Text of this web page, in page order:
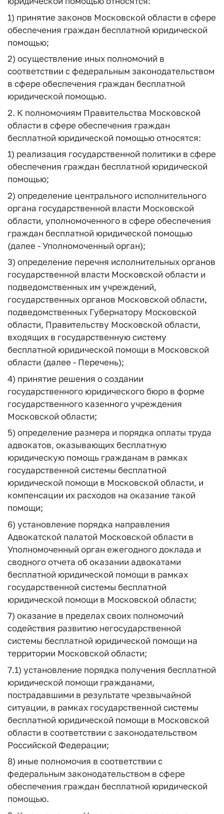
1) принятие законов Московской области в сфере
обеспечения граждан бесплатной юридической
помощью;
2) осуществление иных полномочий в
соответствии с федеральным законодательством
в сфере обеспечения граждан бесплатной
юридической помощью.
2. К полномочиям Правительства Московской
области в сфере обеспечения граждан
бесплатной юридической помощью относятся:
1) реализация государственной политики в сфере
обеспечения граждан бесплатной юридической
помощью;
2) определение центрального исполнительного
органа государственной власти Московской
области, уполномоченного в сфере обеспечения
граждан бесплатной юридической помощью
(далее - Уполномоченный орган);
3) определение перечня исполнительных органов
государственной власти Московской области и
подведомственных им учреждений,
государственных органов Московской области,
подведомственных Губернатору Московской
области, Правительству Московской области,
входящих в государственную систему
бесплатной юридической помощи в Московской
области (далее - Перечень);
4) принятие решения о создании
государственного юридического бюро в форме
государственного казенного учреждения
Московской области;
5) определение размера и порядка оплаты труда
адвокатов, оказывающих бесплатную
юридическую помощь гражданам в рамках
государственной системы бесплатной
юридической помощи в Московской области, и
компенсации их расходов на оказание такой
помощи;
6) установление порядка направления
Адвокатской палатой Московской области в
Уполномоченный орган ежегодного доклада и
сводного отчета об оказании адвокатами
бесплатной юридической помощи в рамках
государственной системы бесплатной
юридической помощи в Московской области;
7) оказание в пределах своих полномочий
содействия развитию негосударственной
системы бесплатной юридической помощи на
территории Московской области;
7.1) установление порядка получения бесплатной
юридической помощи гражданами,
пострадавшими в результате чрезвычайной
ситуации, в рамках государственной системы
бесплатной юридической помощи в Московской
области в соответствии с законодательством
Российской Федерации;
8) иные полномочия в соответствии с
федеральным законодательством в сфере
обеспечения граждан бесплатной юридической
помощью.